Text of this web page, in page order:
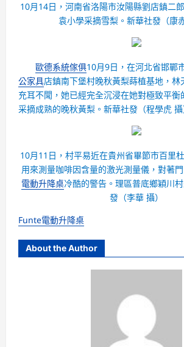
10月14日，河南省洛陽市汝陽縣劉店鎮二
袁小學采摘雪梨。 新華社發（康
歐德系統傢俱10月9日，在河北省邯鄲
公家具店鎮南下堡村晚秋黃梨蒔植基地，林
充耳不聞，她已經完全沉浸在她對極致平衡
采摘成熟的晚秋黃梨。 新華社發（程學虎 攝
10月11日，村平易近在貴州省畢節市百里
用來測量咖啡因含量的激光測量儀，對著
電動升降桌冷酷的警告。理區普底鄉穎川
發（李華 攝）
Funte電動升降桌
About the Author